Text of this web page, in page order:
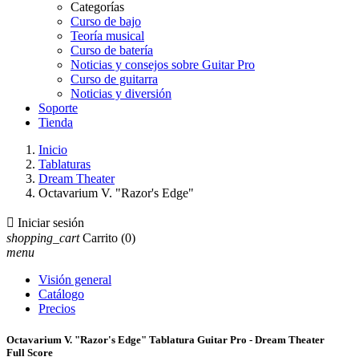
Categorías
Curso de bajo
Teoría musical
Curso de batería
Noticias y consejos sobre Guitar Pro
Curso de guitarra
Noticias y diversión
Soporte
Tienda
Inicio
Tablaturas
Dream Theater
Octavarium V. "Razor's Edge"
 Iniciar sesión
shopping_cart Carrito (0)
menu
Visión general
Catálogo
Precios
Octavarium V. "Razor's Edge" Tablatura Guitar Pro - Dream Theater
Full Score